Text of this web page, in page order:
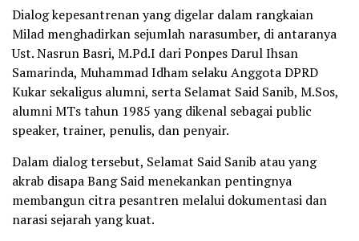
Dialog kepesantrenan yang digelar dalam rangkaian
Milad menghadirkan sejumlah narasumber, di antaranya
Ust. Nasrun Basri, M.Pd.I dari Ponpes Darul Ihsan
Samarinda, Muhammad Idham selaku Anggota DPRD
Kukar sekaligus alumni, serta Selamat Said Sanib, M.Sos,
alumni MTs tahun 1985 yang dikenal sebagai public
speaker, trainer, penulis, dan penyair.
Dalam dialog tersebut, Selamat Said Sanib atau yang
akrab disapa Bang Said menekankan pentingnya
membangun citra pesantren melalui dokumentasi dan
narasi sejarah yang kuat.